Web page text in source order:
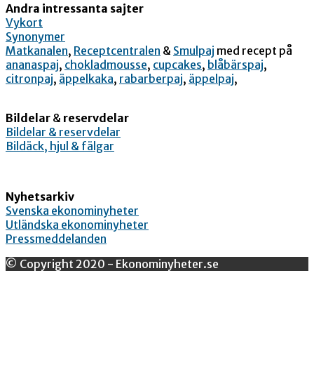
Andra intressanta sajter
Vykort
Synonymer
Matkanalen, Receptcentralen & Smulpaj med recept på
ananaspaj, chokladmousse, cupcakes, blåbärspaj,
citronpaj, äppelkaka, rabarberpaj, äppelpaj,
Bildelar & reservdelar
Bildelar & reservdelar
Bildäck, hjul & fälgar
Nyhetsarkiv
Svenska ekonominyheter
Utländska ekonominyheter
Pressmeddelanden
© Copyright 2020 - Ekonominyheter.se